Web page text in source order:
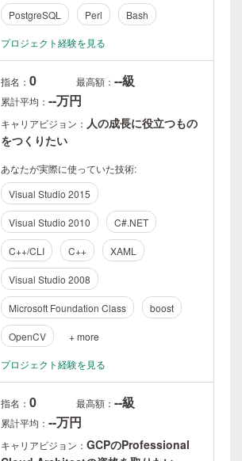
PostgreSQL Perl Bash
プロジェクト経験を見る
指名： 0 最高額： --級
累計平均： --万円
キャリアビジョン： 人の成長に役立つもの
をつくりたい
あなたが実際に使っていた技術:
Visual Studio 2015
Visual Studio 2010 C#.NET
C++/CLI C++ XAML
Visual Studio 2008
Microsoft Foundation Class boost
OpenCV + more
プロジェクト経験を見る
指名： 0 最高額： --級
累計平均： --万円
キャリアビジョン： GCPのProfessional